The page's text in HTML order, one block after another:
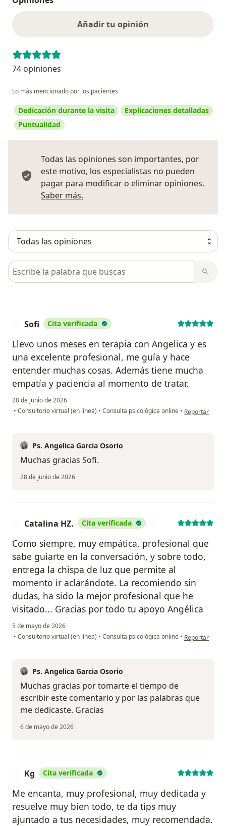
Añadir tu opinión
74 opiniones
Lo más mencionado por los pacientes
Dedicación durante la visita
Explicaciones detalladas
Puntualidad
Todas las opiniones son importantes, por
este motivo, los especialistas no pueden
pagar para modificar o eliminar opiniones.
Saber más.
Busca en opiniones
Sofi Cita verificada
Llevo unos meses en terapia con Angelica y es
una excelente profesional, me guía y hace
entender muchas cosas. Además tiene mucha
empatía y paciencia al momento de tratar.
28 de junio de 2026
• Consultorio virtual (en línea) • Consulta psicológica online • en opinión del
Reportar
Ps. Angelica Garcia Osorio
Muchas gracias Sofi.
28 de junio de 2026
Catalina HZ. Cita verificada
Como siempre, muy empática, profesional que
sabe guiarte en la conversación, y sobre todo,
entrega la chispa de luz que permite al
momento ir aclarándote. La recomiendo sin
dudas, ha sido la mejor profesional que he
visitado... Gracias por todo tu apoyo Angélica
5 de mayo de 2026
• Consultorio virtual (en línea) • Consulta psicológica online • en opinión del
Reportar
Ps. Angelica Garcia Osorio
Muchas gracias por tomarte el tiempo de
escribir este comentario y por las palabras que
me dedicaste. Gracias
6 de mayo de 2026
Kg Cita verificada
Me encanta, muy profesional, muy dedicada y
resuelve muy bien todo, te da tips muy
ajuntado a tus necesidades, muy recomendada.